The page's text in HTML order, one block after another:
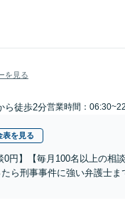
を見る
ら徒歩2分営業時間：
表を見る
0円】【毎月100名以上の
ら刑事事件に強い弁護士